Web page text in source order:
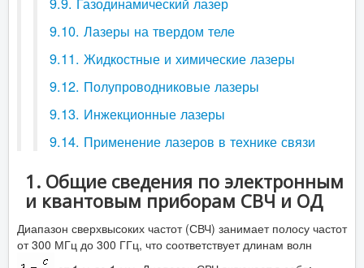
9.10. Лазеры на твердом теле
9.11. Жидкостные и химические лазеры
9.12. Полупроводниковые лазеры
9.13. Инжекционные лазеры
9.14. Применение лазеров в технике связи
1. Общие сведения по электронным
и квантовым приборам СВЧ и ОД
Диапазон сверхвысоких частот (СВЧ) занимает полосу частот
от 300 МГц до 300 ГГц, что соответствует длинам волн